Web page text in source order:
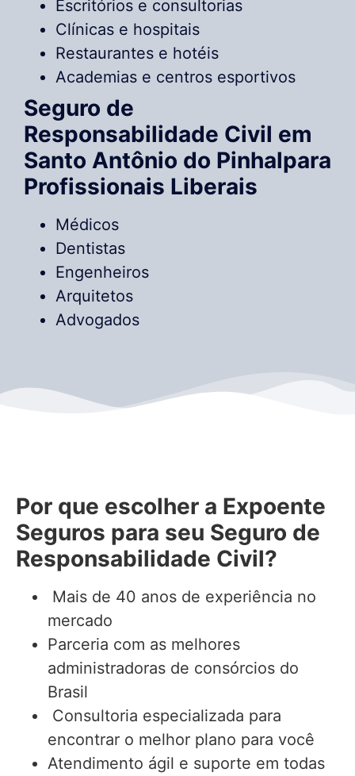
Escritórios e consultorias
Clínicas e hospitais
Restaurantes e hotéis
Academias e centros esportivos
Seguro de
Responsabilidade Civil em
Santo Antônio do Pinhalpara
Profissionais Liberais
Médicos
Dentistas
Engenheiros
Arquitetos
Advogados
Por que escolher a Expoente
Seguros para seu Seguro de
Responsabilidade Civil?
Mais de 40 anos de experiência no
mercado
Parceria com as melhores
administradoras de consórcios do
Brasil
Consultoria especializada para
encontrar o melhor plano para você
Atendimento ágil e suporte em todas